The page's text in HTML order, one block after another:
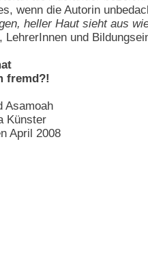
wenn die Autorin
heller Haut sieht aus
LehrerInnen und
fremd?!
Asamoah
Künster
April 2008